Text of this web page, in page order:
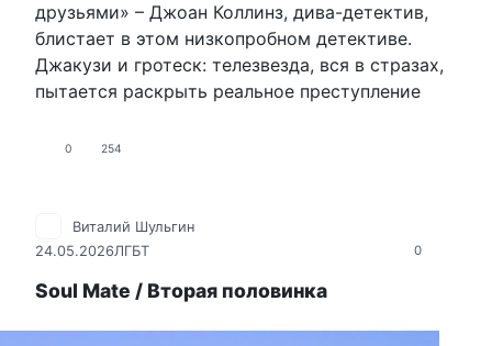
друзьями» – Джоан Коллинз, дива-детектив,
блистает в этом низкопробном детективе.
Джакузи и гротеск: телезвезда, вся в стразах,
пытается раскрыть реальное преступление
0 254
0
Виталий Шульгин
24.05.2026ЛГБТ
Soul Mate / Вторая половинка